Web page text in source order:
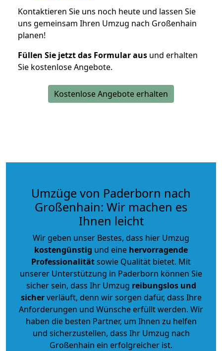
Kontaktieren Sie uns noch heute und lassen Sie
uns gemeinsam Ihren Umzug nach Großenhain
planen!
Füllen Sie jetzt das Formular aus und erhalten
Sie kostenlose Angebote.
Kostenlose Angebote erhalten
Umzüge von Paderborn nach
Großenhain: Wir machen es
Ihnen leicht
Wir geben unser Bestes, dass hier Umzug
kostengünstig und eine hervorragende
Professionalitätsowie Qualität bietet. Mit
unserer Unterstützung in Paderborn können Sie
sicher sein, dass Ihr Umzug reibungslos und
sicherverläuft, denn wir sorgen dafür, dass Ihre
Anforderungen und Wünsche erfüllt werden. Wir
haben die besten Partner, um Ihnen zu helfen
und sicherzustellen, dass Ihr Umzug nach
Großenhain ein erfolgreicher ist.